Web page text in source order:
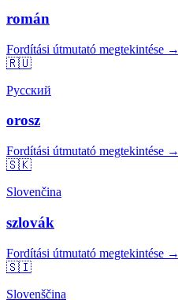
román
Fordítási útmutató megtekintése →
🇷🇺
Русский
orosz
Fordítási útmutató megtekintése →
🇸🇰
Slovenčina
szlovák
Fordítási útmutató megtekintése →
🇸🇮
Slovenščina